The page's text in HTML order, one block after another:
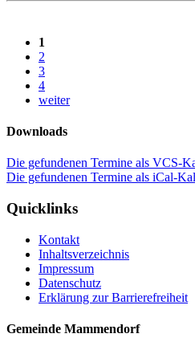
1
2
3
4
weiter
Downloads
Die gefundenen Termine als VCS-
Die gefundenen Termine als iCal-
Quicklinks
Kontakt
Inhaltsverzeichnis
Impressum
Datenschutz
Erklärung zur Barrierefreiheit
Gemeinde Mammendorf